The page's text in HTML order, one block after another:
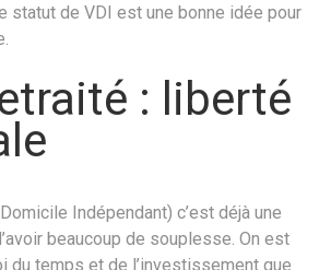
statut de VDI est une bonne idée pour
: liberté
Indépendant) c’est déjà une
beaucoup de souplesse. On est
du temps et de l’investissement que